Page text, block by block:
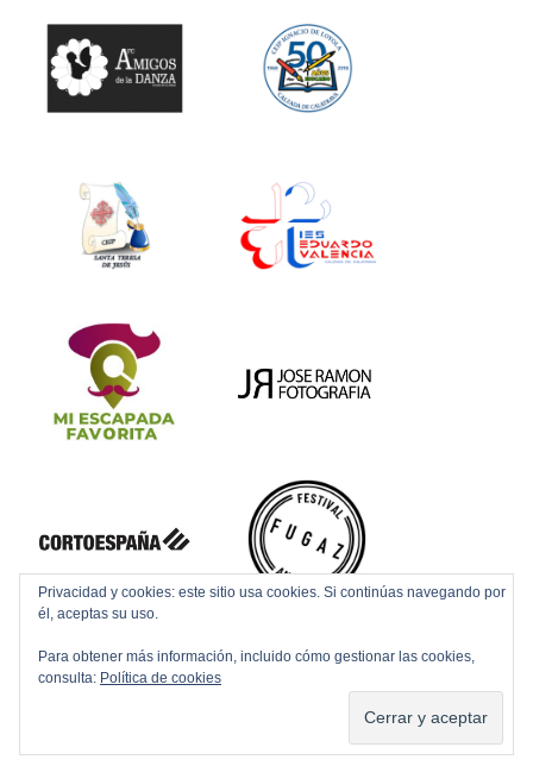
Privacidad y cookies: este sitio usa cookies. Si continúas navegando por
él, aceptas su uso.
Para obtener más información, incluido cómo gestionar las cookies,
consulta: Política de cookies